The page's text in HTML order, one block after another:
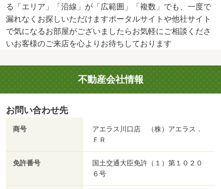
る「エリア」「沿線」が「広範囲」「複数」でも、一度で
漏れなくお探しいただけますポータルサイトや他社サイト
で気になるお部屋がございましたらお気軽にご相談くださ
いお客様のご来店を心よりお待ちしております
不動産会社情報
お問い合わせ先
商号
アエラス川口店 （株）アエラス．
ＦＲ
免許番号
国土交通大臣免許（１）第１０２０
６号